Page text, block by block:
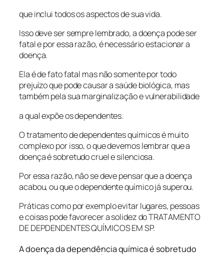
que inclui todos os aspectos de sua vida.
Isso deve ser sempre lembrado, a doença pode ser
fatal e por essa razão, é necessário estacionar a
doença.
Ela é de fato fatal mas não somente por todo
prejuízo que pode causar a saúde biológica, mas
também pela sua marginalização e vulnerabilidade
a qual expõe os dependentes.
O tratamento de dependentes químicos é muito
complexo por isso, o que devemos lembrar que a
doença é sobretudo cruel e silenciosa.
Por essa razão, não se deve pensar que a doença
acabou, ou que o dependente químico já superou.
Práticas como por exemplo evitar lugares, pessoas
e coisas pode favorecer a solidez do TRATAMENTO
DE DEPDENDENTES QUÍMICOS EM SP.
A doença da dependência química é sobretudo